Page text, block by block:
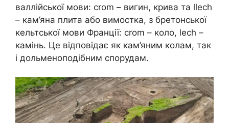
валлійської мови: crom – вигин, крива та llech
– кам’яна плита або вимостка, з бретонської
кельтської мови Франції: crom – коло, lech –
камінь. Це відповідає як кам’яним колам, так
і дольменоподібним спорудам.